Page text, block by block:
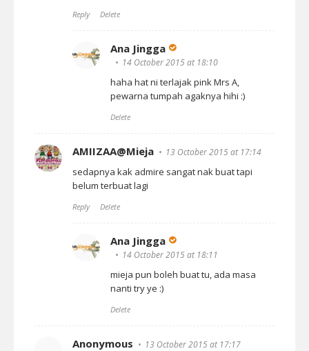
Reply Delete
Ana Jingga
14 October 2015 at 18:10
haha hat ni terlajak pink Mrs A,
pewarna tumpah agaknya hihi :)
Delete
AMIIZAA@Mieja 13 October 2015 at 17:14
sedapnya kak admire sangat nak buat tapi
belum terbuat lagi
Reply Delete
Ana Jingga
14 October 2015 at 18:11
mieja pun boleh buat tu, ada masa
nanti try ye :)
Delete
Anonymous 13 October 2015 at 17:17